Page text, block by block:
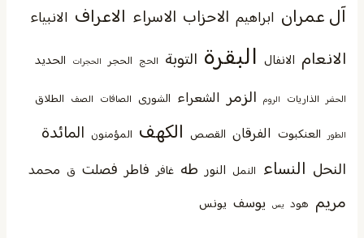
آل عمران ابراهيم الاحزاب الاسراء الاعراف الانبياء
الانعام الانفال البقرة التوبة الحج الحجر الحجرات الحديد
الحشر الذاريات الروم الزمر الشعراء الشورى الصافات الصف الطلاق
الطور العنكبوت الفرقان القصص الكهف المؤمنون المائدة
النحل النساء النمل النور طه غافر فاطر فصلت ق محمد
مريم هود يس يوسف يونس